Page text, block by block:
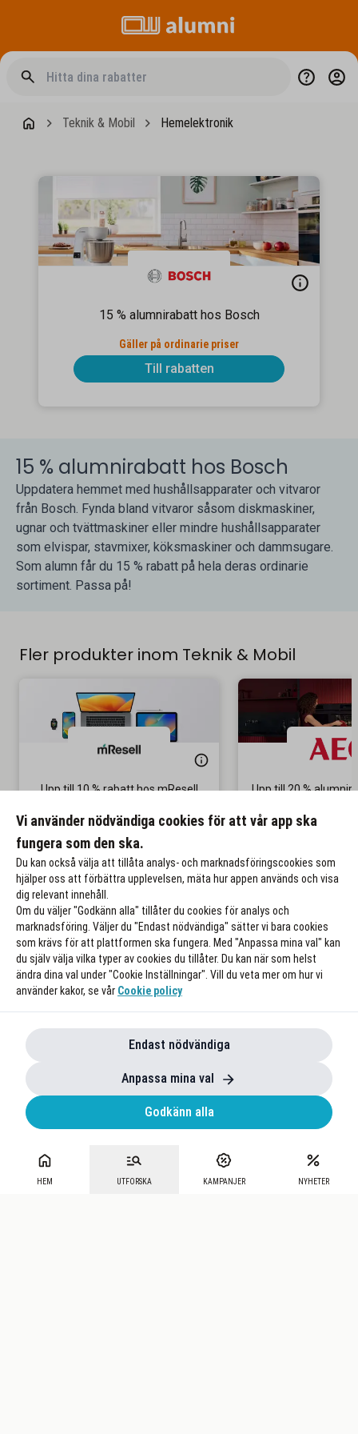
HEM UTFORSKA KAMPANJER NYHETER
Teknik & Mobil Hemelektronik
15 % alumnirabatt hos Bosch
Gäller på ordinarie priser
Till rabatten
15 % alumnirabatt hos Bosch
Uppdatera hemmet med hushållsapparater och vitvaror
från Bosch. Fynda bland vitvaror såsom diskmaskiner,
ugnar och tvättmaskiner eller mindre hushållsapparater
som elvispar, stavmixer, köksmaskiner och dammsugare.
Som alumn får du 15 % rabatt på hela deras ordinarie
sortiment. Passa på!
Fler produkter inom Teknik & Mobil
Upp till 10 % rabatt hos mResell
Till rabatten
Upp till 20 %
Vi använder nödvändiga cookies för att vår app ska
fungera som den ska.
Du kan också välja att tillåta analys- och marknadsföringscookies som
hjälper oss att förbättra upplevelsen, mäta hur appen används och visa
dig relevant innehåll.
Om du väljer "Godkänn alla" tillåter du cookies för analys och
marknadsföring. Väljer du "Endast nödvändiga" sätter vi bara cookies
som krävs för att plattformen ska fungera. Med "Anpassa mina val" kan
du själv välja vilka typer av cookies du tillåter. Du kan när som helst
ändra dina val under "Cookie Inställningar". Vill du veta mer om hur vi
använder kakor, se vår Cookie policy
Endast nödvändiga
Anpassa mina val
Godkänn alla